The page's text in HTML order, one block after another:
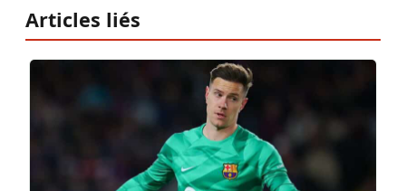
Articles liés